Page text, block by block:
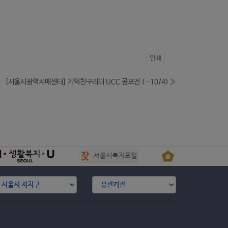
인쇄
[서울시광역치매센터] 기억친구리더 UCC 공모전 ( -10/4) »